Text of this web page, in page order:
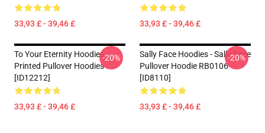
33,93 £ - 39,46 £ 33,93 £ - 39,46 £
To Your Eternity Hoodies -
Printed Pullover Hoodies
[ID12212]
33,93 £ - 39,46 £
-20%
Sally Face Hoodies - Sally Face
Pullover Hoodie RB0106
[ID8110]
33,93 £ - 39,46 £
-20%